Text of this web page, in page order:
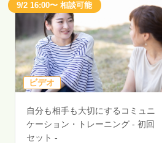
9/2 16:00〜 相談可能
ビデオ
自分も相手も大切にするコミュニ
ケーション・トレーニング - 初回
セット -